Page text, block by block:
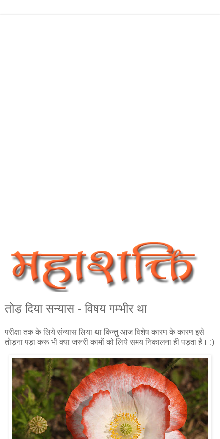
तोड़ दिया सन्‍यास - विषय ग‍म्‍भीर था
परीक्षा तक के लिये संन्यास लिया था किन्तु आज विशेष कारण के कारण इसे
तोड़ना पड़ा करू भी क्या जरूरी कामों को लिये समय निकालना ही पड़ता है। :)